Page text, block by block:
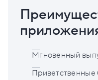
Мгновенный
Приветственные